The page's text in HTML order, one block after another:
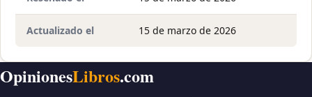
Actualizado el 15 de marzo de 2026
OpinionesLibros.com